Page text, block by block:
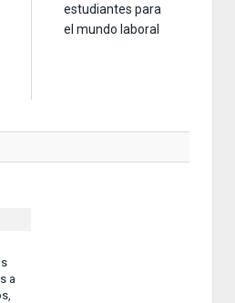
estudiantes para
el mundo laboral
a